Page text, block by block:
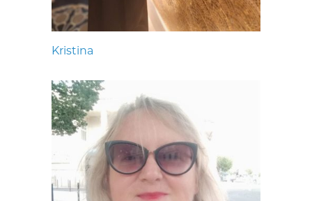
Kristina